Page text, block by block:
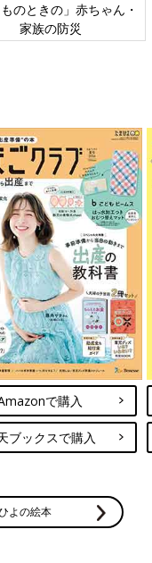
ッ
六星占術 細木かお
で購入
ブックスで購入
よの絵本